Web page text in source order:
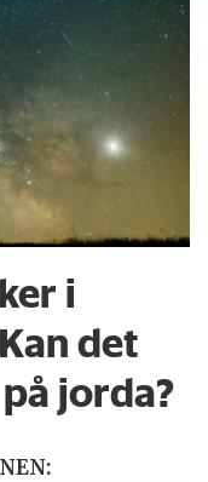
i
det
jorda?